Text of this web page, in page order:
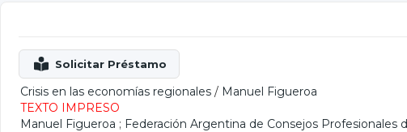
Crisis en las economías regionales / Manuel Figueroa
TEXTO IMPRESO
Manuel Figueroa ; Federación Argentina de Consejos Profesionales